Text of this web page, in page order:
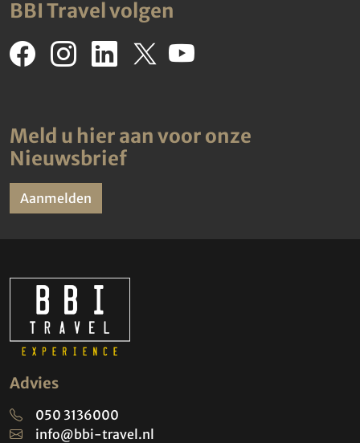
BBI Travel volgen
Meld u hier aan voor onze
Nieuwsbrief
Aanmelden
Advies
050 3136000
info@bbi-travel.nl